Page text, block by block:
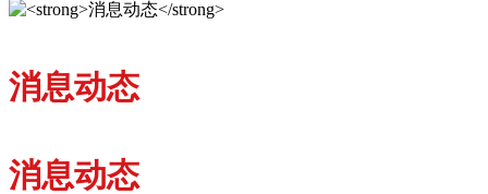
消息动态
消息动态